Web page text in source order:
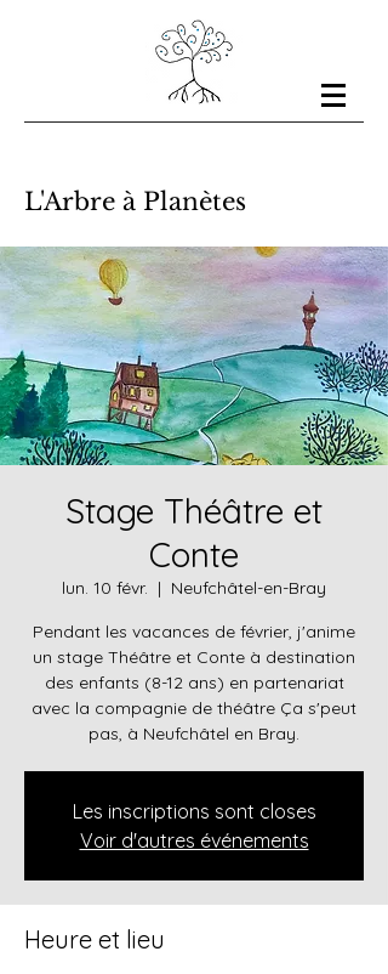
L'Arbre à Planètes
Stage Théâtre et
Conte
lun. 10 févr.
  |
Neufchâtel-en-Bray
Pendant les vacances de février, j'anime
un stage Théâtre et Conte à destination
des enfants (8-12 ans) en partenariat
avec la compagnie de théâtre Ça s'peut
pas, à Neufchâtel en Bray.
Les inscriptions sont closes
Voir d'autres événements
Heure et lieu